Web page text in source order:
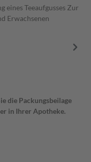
eines Teeaufgusses Zur
Erwachsenen
die Packungsbeilage
in Ihrer Apotheke.